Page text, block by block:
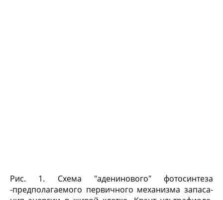
Рис. 1. Схема "аденинового" фотосинтеза
-предполагаемого первичного механизма запаса­